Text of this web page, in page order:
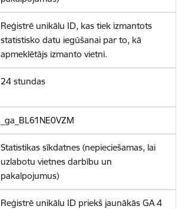
Reģistrē unikālu ID, kas tiek izmantots
statistisko datu iegūšanai par to, kā
apmeklētājs izmanto vietni.
24 stundas
_ga_BL61NE0VZM
Statistikas sīkdatnes (nepieciešamas, lai
uzlabotu vietnes darbību un
pakalpojumus)
Reģistrē unikālu ID priekš jaunākās GA 4